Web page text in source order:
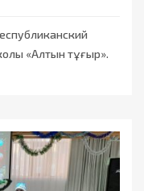
«Алтын тұғыр».